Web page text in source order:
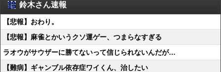
鈴木さん速報
【悲報】おわり。
【悲報】麻雀とかいうクソ運ゲー、つまらなすぎる
ラオウがサウザーに勝てないって信じられないんだが…
【難病】ギャンブル依存症ワイくん、治したい